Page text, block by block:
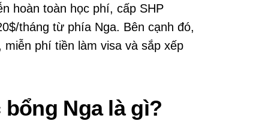
hoàn toàn học phí, cấp SHP
tháng từ phía Nga. Bên cạnh đó,
phí tiền làm visa và sắp xếp
Nga là gì?